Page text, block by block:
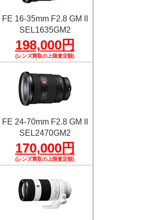
FE 16-35mm F2.8 GM II
SEL1635GM2
198,000円
(レンズ買取の上限査定額)
FE 24-70mm F2.8 GM II
SEL2470GM2
170,000円
(レンズ買取の上限査定額)